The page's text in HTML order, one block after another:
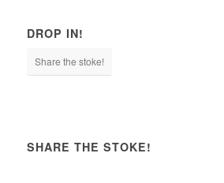
DROP IN!
Share the stoke!
SHARE THE STOKE!